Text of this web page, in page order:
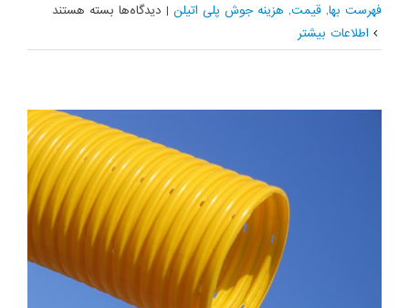
فهرست بها, قیمت, هزینه جوش پلی اتیلن | دیدگاه‌ها برای
بهای
فشار
1401
بسته هستند
اطلاعات بیشتر